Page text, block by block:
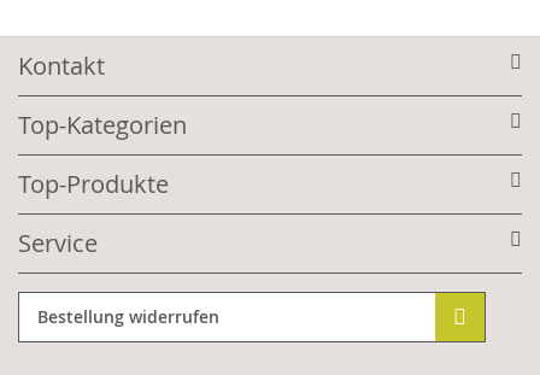
Kontakt
Top-Kategorien
Top-Produkte
Service
Bestellung widerrufen